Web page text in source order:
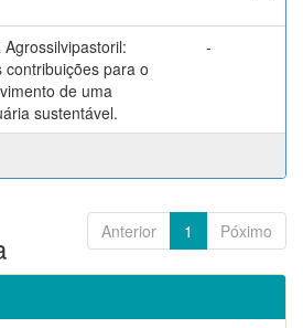
Agrossilvipastoril:
contribuições para o
de uma
sustentável.
-
Anterior 1 Póximo